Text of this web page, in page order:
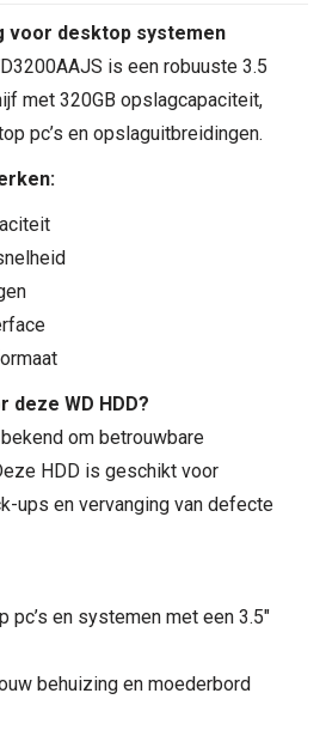
voor desktop systemen
is een robuuste 3.5
met 320GB opslagcapaciteit,
pc’s en opslaguitbreidingen.
deze WD HDD?
om betrouwbare
HDD is geschikt voor
ups en vervanging van defecte
pc’s en systemen met een 3.5"
behuizing en moederbord